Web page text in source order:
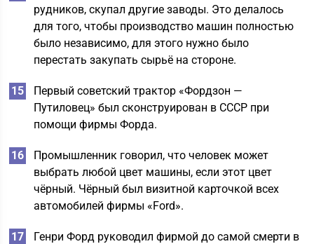
рудников, скупал другие заводы. Это делалось
для того, чтобы производство машин полностью
было независимо, для этого нужно было
перестать закупать сырьё на стороне.
Первый советский трактор «Фордзон —
Путиловец» был сконструирован в СССР при
помощи фирмы Форда.
Промышленник говорил, что человек может
выбрать любой цвет машины, если этот цвет
чёрный. Чёрный был визитной карточкой всех
автомобилей фирмы «Ford».
Генри Форд руководил фирмой до самой смерти в